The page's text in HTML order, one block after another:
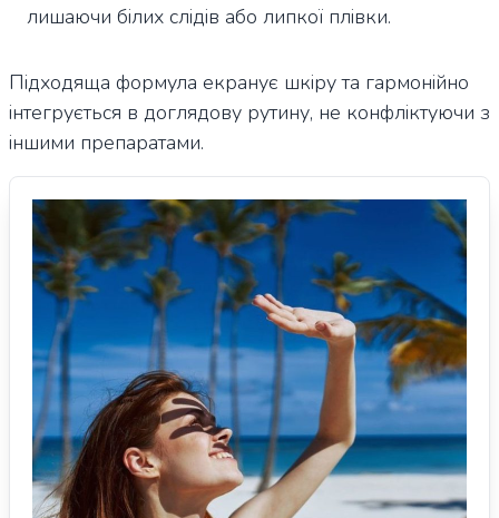
лишаючи білих слідів або липкої плівки.
Підходяща формула екранує шкіру та гармонійно
інтегрується в доглядову рутину, не конфліктуючи з
іншими препаратами.